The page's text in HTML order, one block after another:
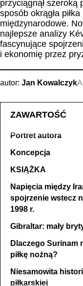
przyciągnął szeroką
sposób okrągła
międzynarodowe.
najlepsze analizy
fascynujące
i ekonomię przez
autor: Jan Kowalczyk
ZAWARTOŚĆ
Portret autora
Koncepcja
KSIĄŻKA
Napięcia między
spojrzenie wstecz
1998 r.
Gibraltar: mały
Dlaczego Surinam
piłkę nożną?
Niesamowita
piłkarskiej